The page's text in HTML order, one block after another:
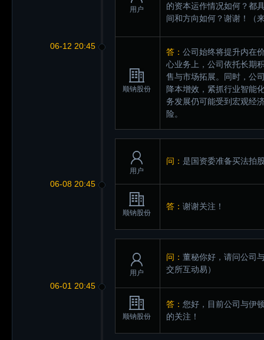
06-12 20:45
用户
的资本运作情况如何？都
间和方向如何？谢谢！
（
顺钠股份
答： 公司始终将提升内在
心业务上，公司依托长期
售与市场拓展。同时，公
降本增效，紧抓行业智能
务发展仍可能受到宏观经
险。
06-08 20:45
用户
问： 是国资委准备买法拍
顺钠股份
答： 谢谢关注！
06-01 20:45
用户
问： 董秘你好，请问公司
交所互动易）
顺钠股份
答： 您好，目前公司与伊
的关注！